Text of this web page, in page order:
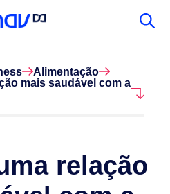
Alimentação
mais saudável com a
relação